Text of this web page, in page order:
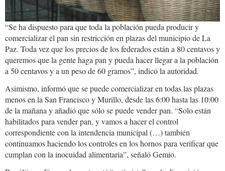
“Se ha dispuesto para que toda la población pueda producir y
comercializar el pan sin restricción en plazas del municipio de La
Paz. Toda vez que los precios de los federados están a 80 centavos y
queremos que la gente haga pan y pueda hacer llegar a la población
a 50 centavos y a un peso de 60 gramos”, indicó la autoridad.
Asimismo, informó que se puede comercializar en todas las plazas
menos en la San Francisco y Murillo, desde las 6:00 hasta las 10:00
de la mañana y añadió que sólo se puede vender pan. “Solo están
habilitados para vender pan, y vamos a hacer el control
correspondiente con la intendencia municipal (…) también
continuamos haciendo los controles en los hornos para verificar que
cumplan con la inocuidad alimentaria”, señaló Gemio.